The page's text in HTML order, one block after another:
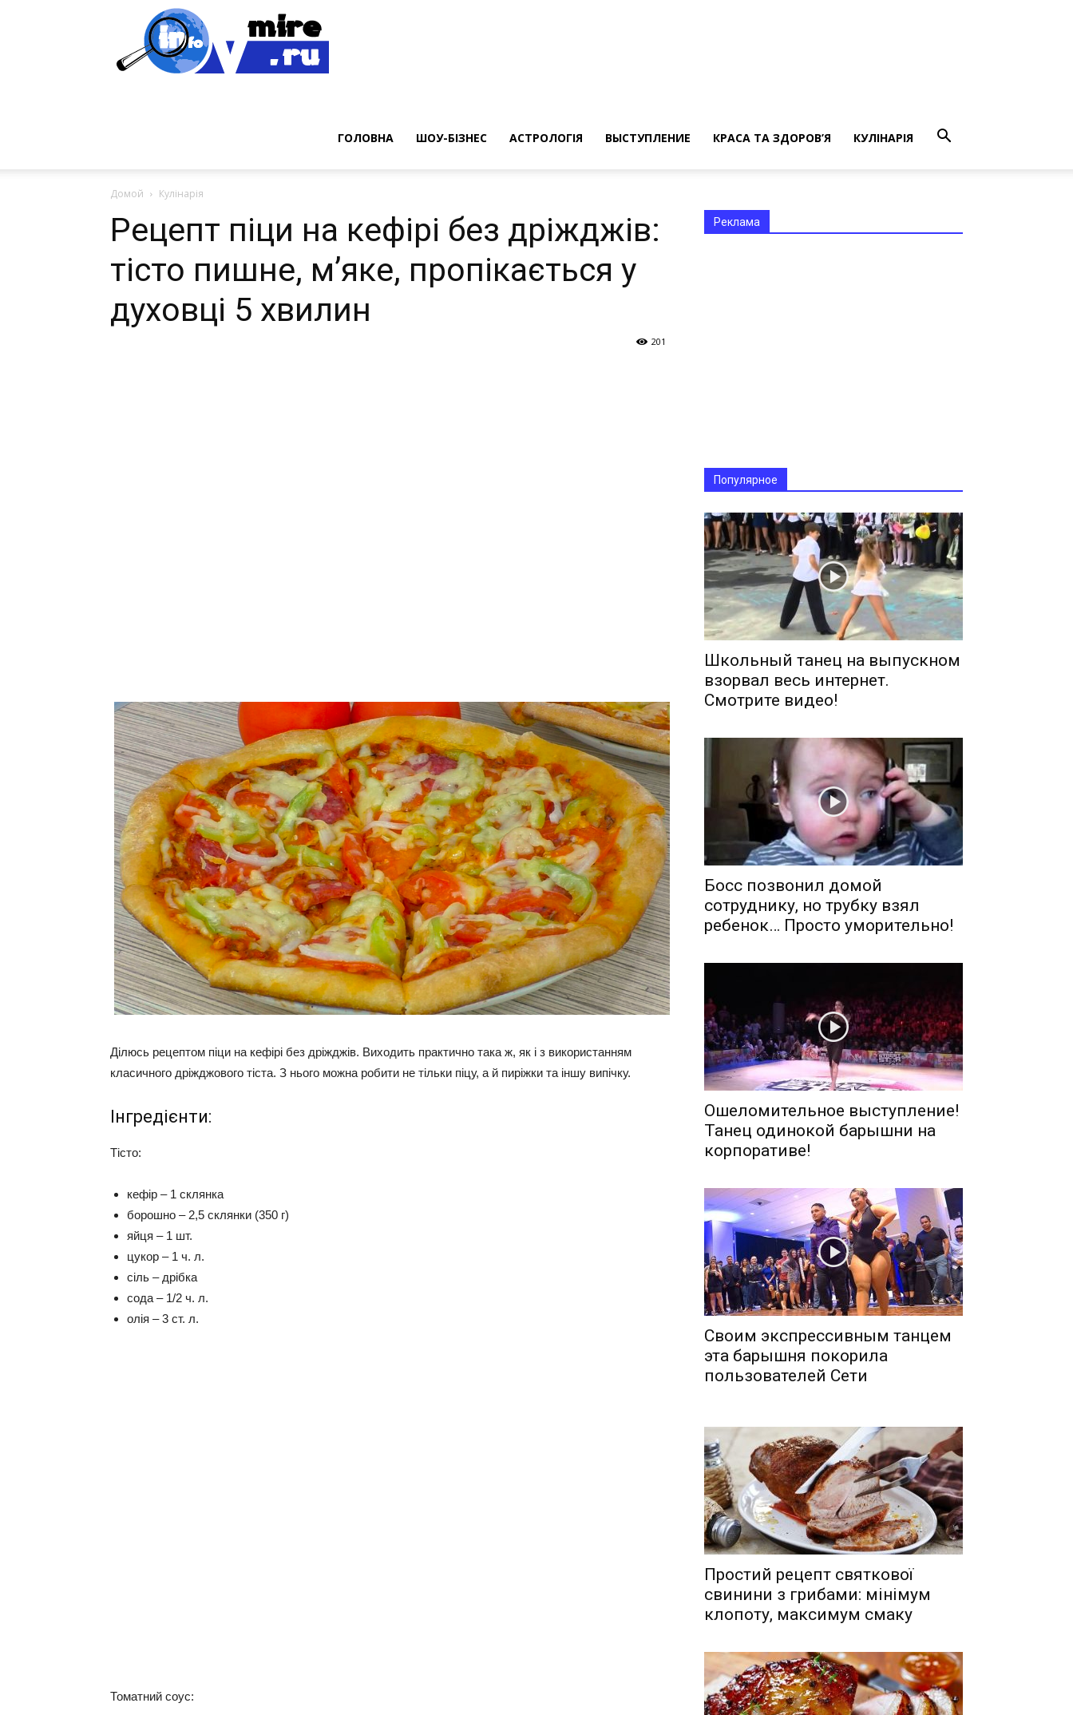
ГОЛОВНА ШОУ-БІЗНЕС АСТРОЛОГІЯ ВЫСТУПЛЕНИЕ КРАСА ТА ЗДОРОВ’Я КУЛІНАРІЯ
Домой Кулінарія
Рецепт піци на кефірі без дріжджів:
тісто пишне, м’яке, пропікається у
духовці 5 хвилин
201
Ділюсь рецептом піци на кефірі без дріжджів. Виходить практично така ж, як і з використанням
класичного дріжджового тіста. З нього можна робити не тільки піцу, а й пиріжки та іншу випічку.
Інгредієнти:
Тісто:
кефір – 1 склянка
борошно – 2,5 склянки (350 г)
яйця – 1 шт.
цукор – 1 ч. л.
сіль – дрібка
сода – 1/2 ч. л.
олія – ​​3 ст. л.
Томатний соус:
Реклама
Популярное
Школьный танец на выпускном
взорвал весь интернет.
Смотрите видео!
Босс позвонил домой
сотруднику, но трубку взял
ребенок… Просто уморительно!
Ошеломительное выступление!
Танец одинокой барышни на
корпоративе!
Своим экспрессивным танцем
эта барышня покорила
пользователей Сети
Простий рецепт святкової
свинини з грибами: мінімум
клопоту, максимум смаку